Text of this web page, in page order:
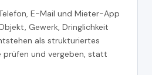
E-Mail und Mieter-App
Gewerk, Dringlichkeit
als strukturiertes
prüfen und vergeben, statt